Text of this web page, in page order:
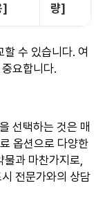
]
량]
수 있습니다. 여
요합니다.
선택하는 것은 매
옵션으로 다양한
과 마찬가지로,
전문가와의 상담